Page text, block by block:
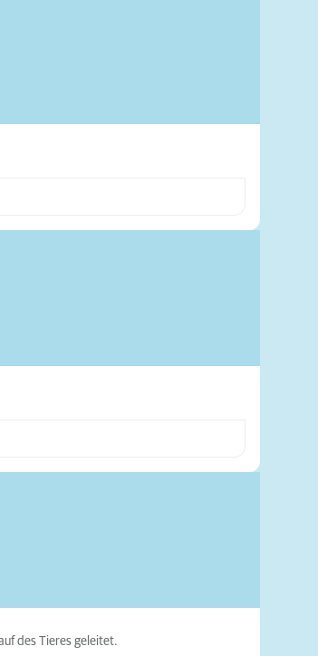
des Tieres geleitet.